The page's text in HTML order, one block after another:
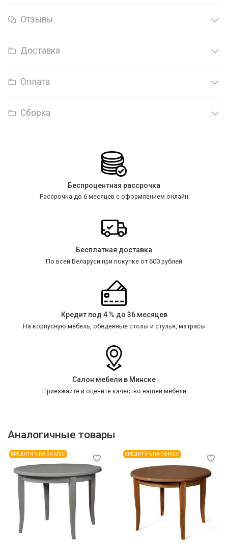
Отзывы
Доставка
Оплата
Сборка
Беспроцентная рассрочка
Рассрочка до 6 месяцев с оформлением онлайн
Бесплатная доставка
По всей Беларуси при покупке от 600 рублей
Кредит под 4 % до 36 месяцев
На корпусную мебель, обеденные столы и стулья, матрасы
Салон мебели в Минске
Приезжайте и оцените качество нашей мебели
Аналогичные товары
КРЕДИТ 4 % НА 36 МЕС КРЕДИТ 4 % НА 36 МЕС